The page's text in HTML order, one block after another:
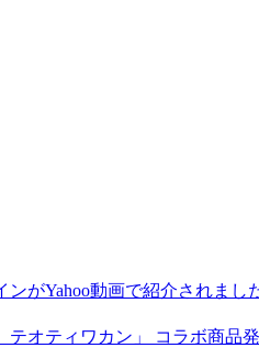
がYahoo動画で紹介されまし
オティワカン」 コラボ商品発